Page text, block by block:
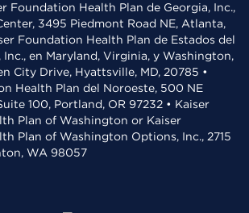
Foundation Health Plan de Georgia, Inc.,
3495 Piedmont Road NE, Atlanta,
Foundation Health Plan de Estados del
en Maryland, Virginia, y Washington,
City Drive, Hyattsville, MD, 20785 •
Health Plan del Noroeste, 500 NE
100, Portland, OR 97232 • Kaiser
Plan of Washington or Kaiser
Plan of Washington Options, Inc., 2715
WA 98057